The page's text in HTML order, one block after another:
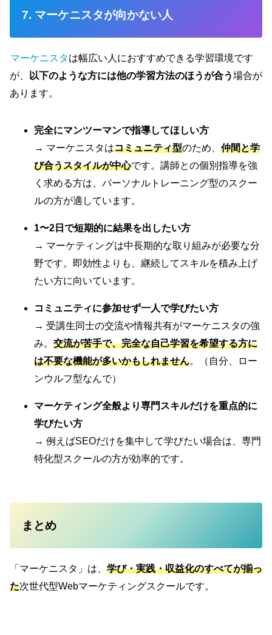
7. マーケニスタが向かない人
マーケニスタは幅広い人におすすめできる学習環境です
が、 以下のような方には他の学習方法のほうが合う場合が
あります。
完全にマンツーマンで指導してほしい方
→ マーケニスタはコミュニティ型のため、 仲間と学
び合うスタイルが中心です。講師との個別指導を強
く求める方は、パーソナルトレーニング型のスクー
ルの方が適しています。
1〜2日で短期的に結果を出したい方
→ マーケティングは中長期的な取り組みが必要な分
野です。即効性よりも、継続してスキルを積み上げ
たい方に向いています。
コミュニティに参加せず一人で学びたい方
→ 受講生同士の交流や情報共有がマーケニスタの強
み。 交流が苦手で、完全な自己学習を希望する方に
は不要な機能が多いかもしれません。（自分、ロー
ンウルフ型なんで）
マーケティング全般より専門スキルだけを重点的に
学びたい方
→ 例えばSEOだけを集中して学びたい場合は、専門
特化型スクールの方が効率的です。
まとめ
「マーケニスタ」は、 学び・実践・収益化のすべてが揃っ
た次世代型Webマーケティングスクールです。